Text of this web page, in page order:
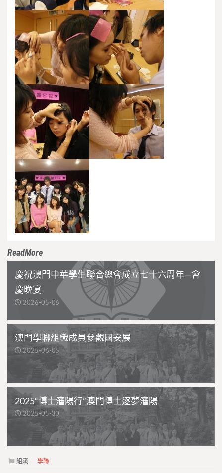
ReadMore
慶祝澳門中華學生聯合總會成立七十六周年—會
慶晚宴
2026-05-06
澳門學聯組織成員參觀國安展
2025-06-05
2025“博士瀋陽行”澳門博士逐夢瀋陽
2025-05-30
組織 學聯